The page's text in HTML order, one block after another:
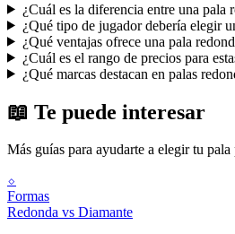
¿Cuál es la diferencia entre una pala
¿Qué tipo de jugador debería elegir
¿Qué ventajas ofrece una pala
¿Cuál es el rango de precios para
¿Qué marcas destacan en palas
📖 Te puede interesar
Más guías para ayudarte a elegir tu pala
⬦
Formas
Redonda vs Diamante